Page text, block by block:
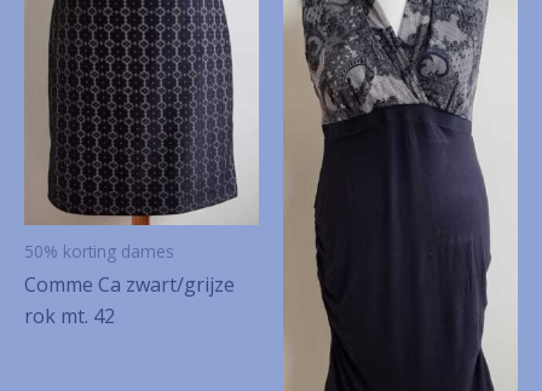
50% korting dames
Comme Ca zwart/grijze
rok mt. 42